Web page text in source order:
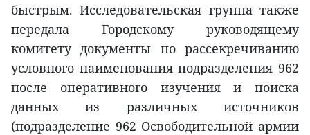
быстрым. Исследовательская группа также
передала Городскому руководящему
комитету документы по рассекречиванию
условного наименования подразделения 962
после оперативного изучения и поиска
данных из различных источников
(подразделение 962 Освободительной армии